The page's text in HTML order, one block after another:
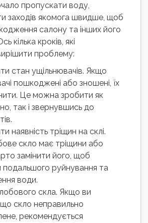
пропускати воду,
заходів якомога швидше, щоб
салону та інших його
кілька кроків, які
проблему:
стан ущільнювачів. Якщо
пошкоджені або зношені, їх
Це можна зробити як
так і звернувшись до
наявність тріщин на склі.
скло має тріщини або
замінити його, щоб
подальшого руйнування та
води.
скла. Якщо ви
скло неправильно
рекомендується